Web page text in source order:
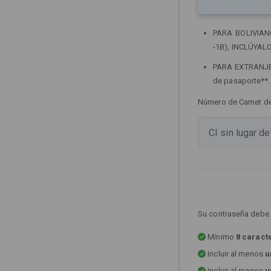
PARA
-1B),
PARA
de pasaporte**.
Número de Carnet
Su contraseña
Mínimo 8
Incluir al menos